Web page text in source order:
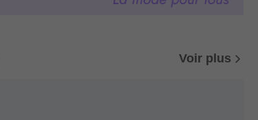
Voir plus